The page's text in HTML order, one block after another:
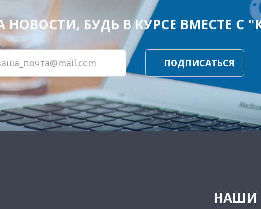
БУДЬ В КУРСЕ ВМЕСТЕ С
ПОДПИСАТЬСЯ
НАШИ